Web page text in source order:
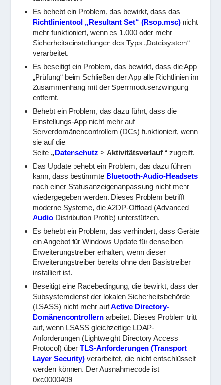
Es behebt ein Problem, das bewirkt, dass das
Richtlinientool „Resultant Set“ (Rsop.msc) nicht
mehr funktioniert, wenn es 1.000 oder mehr
Sicherheitseinstellungen des Typs „Dateisystem“
verarbeitet.
Es beseitigt ein Problem, das bewirkt, dass die App
„Prüfung“ beim Schließen der App alle Richtlinien im
Zusammenhang mit der Sperrmoduserzwingung
entfernt.
Behebt ein Problem, das dazu führt, dass die
Einstellungs-App nicht mehr auf
Serverdomänencontrollern (DCs) funktioniert, wenn
sie auf die
Seite „Datenschutz >Aktivitätsverlauf “ zugreift.
Das Update behebt ein Problem, das dazu führen
kann, dass bestimmte Bluetooth-Audio-Headsets
nach einer Statusanzeigenanpassung nicht mehr
wiedergegeben werden. Dieses Problem betrifft
moderne Systeme, die A2DP-Offload (Advanced
Audio Distribution Profile) unterstützen.
Es behebt ein Problem, das verhindert, dass Geräte
ein Angebot für Windows Update für denselben
Erweiterungstreiber erhalten, wenn dieser
Erweiterungstreiber bereits ohne den Basistreiber
installiert ist.
Beseitigt eine Racebedingung, die bewirkt, dass der
Subsystemdienst der lokalen Sicherheitsbehörde
(LSASS) nicht mehr aufActive Directory-
Domänencontrollern arbeitet. Dieses Problem tritt
auf, wenn LSASS gleichzeitige LDAP-
Anforderungen (Lightweight Directory Access
Protocol) überTLS-Anforderungen (Transport
Layer Security) verarbeitet, die nicht entschlüsselt
werden können. Der Ausnahmecode ist
0xc0000409